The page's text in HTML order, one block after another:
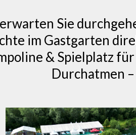
Sie
im Gastgarten
& Spielplatz
Durchatmen